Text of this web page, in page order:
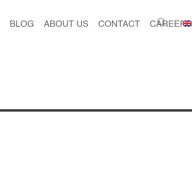
BLOG ABOUT US CONTACT CAREERS